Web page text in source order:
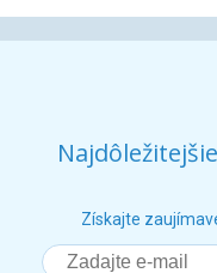
Získajte